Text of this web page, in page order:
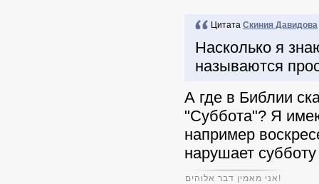
Цитата Скиния Давидова
Насколько я
называются
А где в Библии
"Суббота"? Я
например
нарушает
אני מאמין דבר אלוהים!